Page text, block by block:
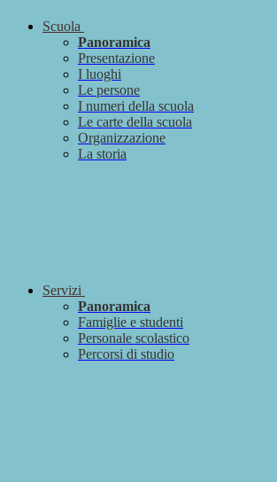
Scuola
Panoramica
Presentazione
I luoghi
Le persone
I numeri della scuola
Le carte della scuola
Organizzazione
La storia
Servizi
Panoramica
Famiglie e studenti
Personale scolastico
Percorsi di studio